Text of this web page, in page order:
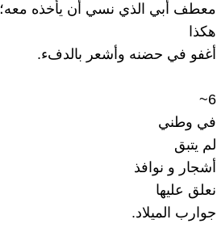
معطف أبي الذي نسي أن يأخذه معه؛
هكذا
أغفو في حضنه وأشعر بالدفء.
6~
في وطني
لم يتبق
أشجار و نوافذ
نعلق عليها
جوارب الميلاد.